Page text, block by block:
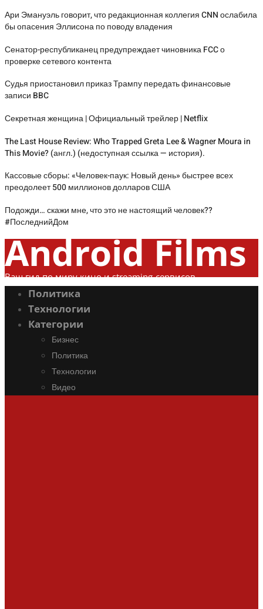
Ари Эмануэль говорит, что редакционная коллегия CNN ослабила
бы опасения Эллисона по поводу владения
Сенатор-республиканец предупреждает чиновника FCC о
проверке сетевого контента
Судья приостановил приказ Трампу передать финансовые
записи BBC
Секретная женщина | Официальный трейлер | Netflix
The Last House Review: Who Trapped Greta Lee & Wagner Moura in
This Movie? (англ.) (недоступная ссылка — история).
Кассовые сборы: «Человек-паук: Новый день» быстрее всех
преодолеет 500 миллионов долларов США
Подожди… скажи мне, что это не настоящий человек??
#ПоследнийДом
Android Films
Ваш гид по миру кино и streaming-сервисов
Политика
Технологии
Категории
Бизнес
Политика
Технологии
Видео